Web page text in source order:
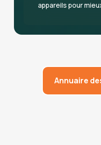
appareils pour
Annuaire